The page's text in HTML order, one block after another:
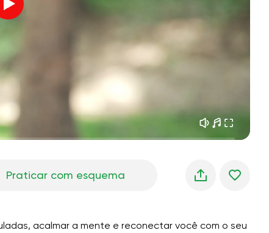
Música 02:00
silêncio da montanha
a voz do vento
floresta da primavera 02:00
Praticar com esquema
acalmar a mente e reconectar você com o seu